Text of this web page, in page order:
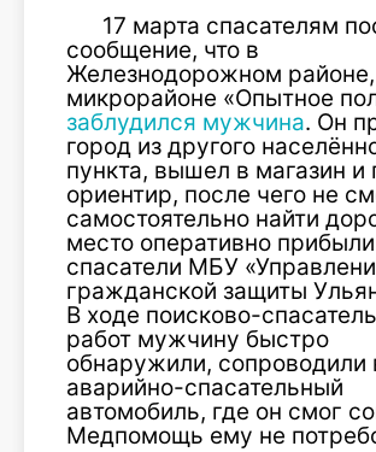
17 марта спасателям
сообщение, что в
Железнодорожном
микрорайоне «Опытное
заблудился мужчина. Он
город из другого
пункта, вышел в магазин и
ориентир, после чего не
самостоятельно найти
место оперативно прибыли
спасатели МБУ
гражданской защиты
В ходе поисково-
работ мужчину быстро
обнаружили, сопроводили
аварийно-спасательный
автомобиль, где он смог
Медпомощь ему не